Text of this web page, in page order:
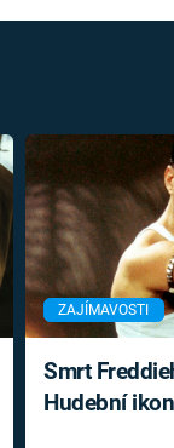
ZAJÍMAVOSTI
Smrt
Hudební